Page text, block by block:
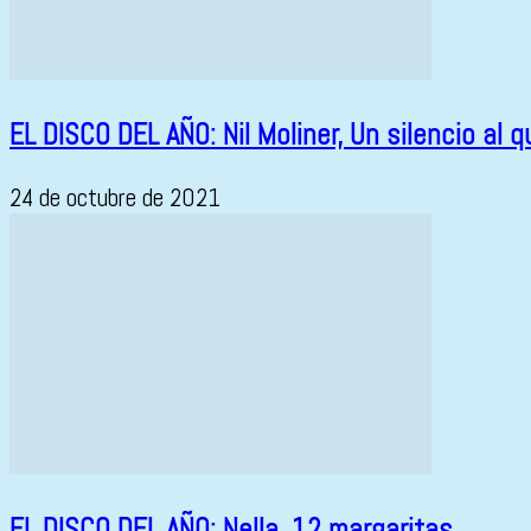
EL DISCO DEL AÑO: Nil Moliner, Un silencio al
24 de octubre de 2021